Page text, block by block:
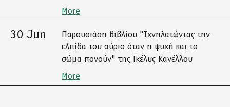
More
30 Jun
Παρουσιάση βιβλίου "Ιχνηλατώντας την
ελπίδα του αύριο όταν η ψυχή και το
σώμα πονούν" της Γκέλυς Κανέλλου
More